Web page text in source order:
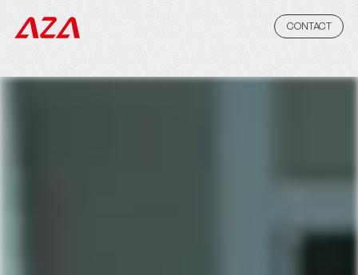
CONTACT